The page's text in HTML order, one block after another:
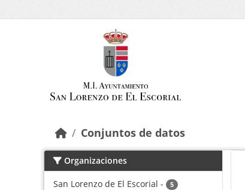
Conjuntos de datos
Organizaciones
San Lorenzo de El Escorial - 5